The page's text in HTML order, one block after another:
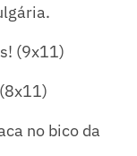
(9x11)
no bico da